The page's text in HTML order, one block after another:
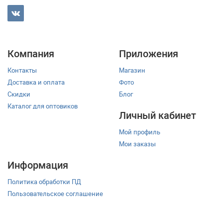
Компания
Контакты
Доставка и оплата
Скидки
Каталог для оптовиков
Приложения
Магазин
Фото
Блог
Личный кабинет
Мой профиль
Мои заказы
Информация
Политика обработки ПД
Пользовательское соглашение